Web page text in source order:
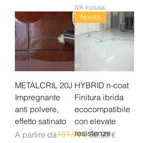
IVA inclusa
METALCRIL 20J
Impregnante
anti polvere,
effetto satinato
A partire da
Prezzo regolare101,00 € 56,00 €
Prezzo scontato
Novità
HYBRID n-coat
Finitura ibrida
ecocompatibile
con elevate
resistenze